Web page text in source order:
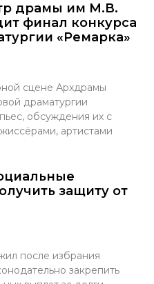
драмы им М.В.
финал конкурса
«Ремарка»
сцене Архдрамы
драматургии
обсуждения их с
артистами
защиту от
после избрания
закрепить